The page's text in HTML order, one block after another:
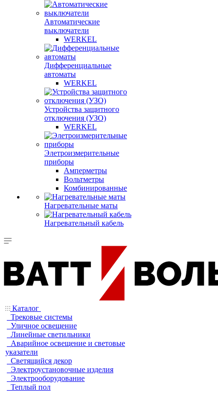
Автоматические
выключатели
WERKEL
Дифференциальные
автоматы
WERKEL
Устройства защитного
отключения (УЗО)
WERKEL
Элетроизмерительные
приборы
Амперметры
Вольтметры
Комбинированные
Нагревательные маты
Нагревательный кабель
Каталог
Трековые системы
Уличное освещение
Линейные светильники
Аварийное освещение и световые
указатели
Светящийся декор
Электроустановочные изделия
Электрооборудование
Теплый пол